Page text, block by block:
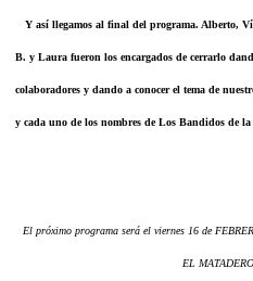
Y así llegamos al final del programa. Alberto,
B. y Laura fueron los encargados de cerrarlo
colaboradores y dando a conocer el tema de
y cada uno de los nombres de Los Bandidos de la
El próximo programa será el viernes 16 de
EL